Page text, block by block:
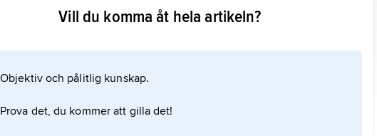
jämföras med en läkarexamen från ett annat
flyttade till ett nytt land, annars hade de svårt
Vill du komma åt hela artikeln?
Objektiv och pålitlig kunskap.
Prova det, du kommer att gilla det!